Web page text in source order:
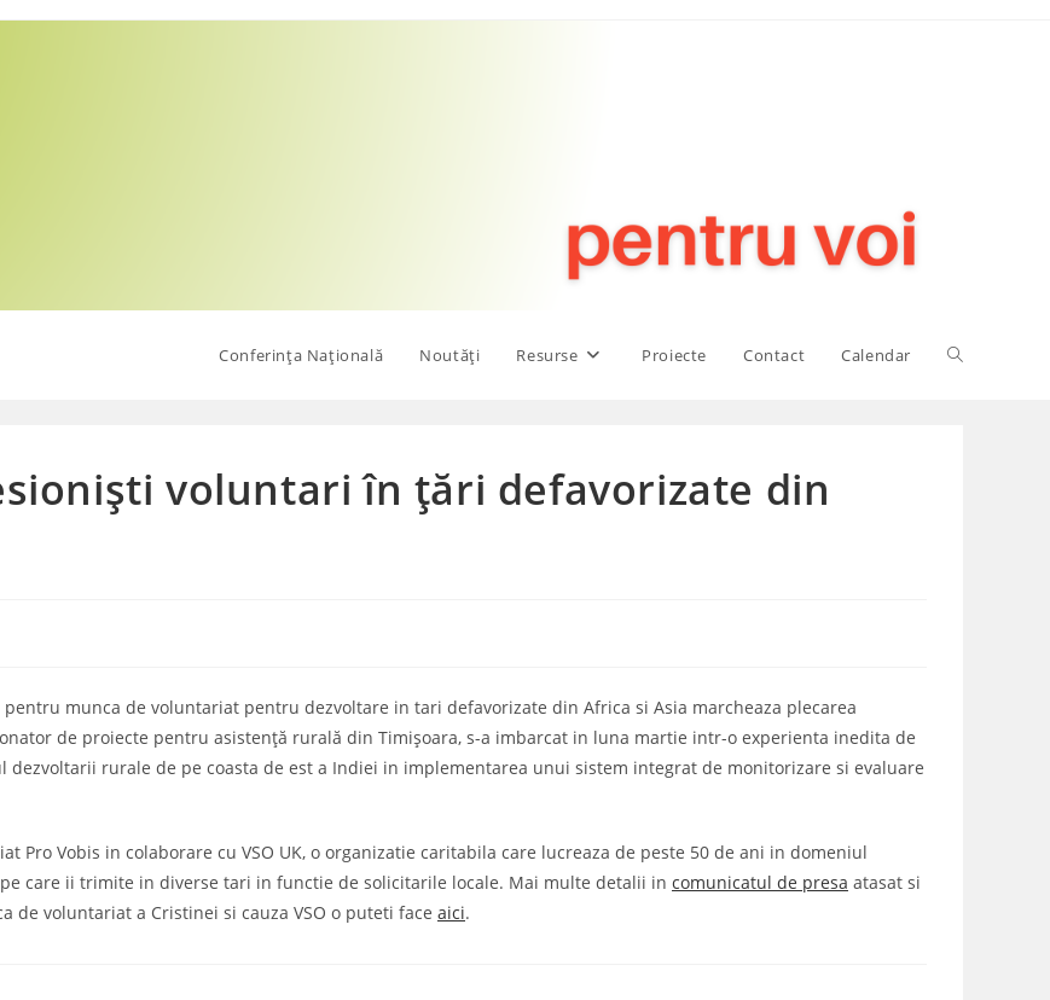
Conferința Națională Noutăți Resurse Proiecte Contact Calendar Toggle
voluntari în țări defavorizate din
munca de voluntariat pentru dezvoltare in tari defavorizate din Africa si Asia marcheaza plecarea
de proiecte pentru asistenţă rurală din Timişoara, s-a imbarcat in luna martie intr-o experienta inedita de
dezvoltarii rurale de pe coasta de est a Indiei in implementarea unui sistem integrat de monitorizare si evaluare
Pro Vobis in colaborare cu VSO UK, o organizatie caritabila care lucreaza de peste 50 de ani in domeniul
care ii trimite in diverse tari in functie de solicitarile locale. Mai multe detalii in comunicatul de presa atasat si
de voluntariat a Cristinei si cauza VSO o puteti face aici.